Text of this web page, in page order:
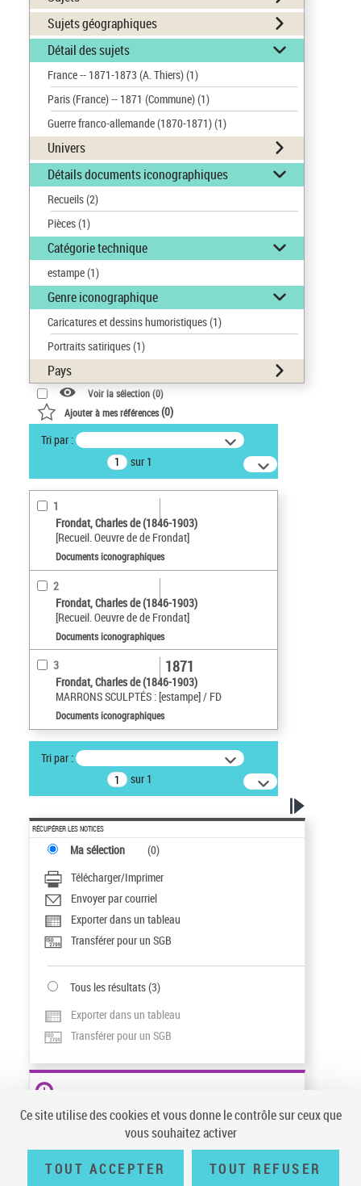
Sujets géographiques
Détail des sujets
France -- 1871-1873 (A. Thiers)(1)
Paris (France) -- 1871 (Commune)(1)
Guerre franco-allemande (1870-1871)(1)
Univers
Détails documents iconographiques
Recueils(2)
Pièces(1)
Catégorie technique
estampe(1)
Genre iconographique
Caricatures et dessins humoristiques(1)
Portraits satiriques(1)
Pays
Voir la sélection (0)
Ajouter à mes références(0)
Tri par :
sur 1
1
Frondat, Charles de (1846-1903)
[Recueil. Oeuvre de de Frondat]
Documents iconographiques
2
Frondat, Charles de (1846-1903)
[Recueil. Oeuvre de de Frondat]
Documents iconographiques
3
Frondat, Charles de (1846-1903)
MARRONS SCULPTÉS : [estampe] / FD
1871
Documents iconographiques
Tri par :
sur 1
RÉCUPÉRER LES NOTICES
Ma sélection (0)
Télécharger/Imprimer
Envoyer par courriel
Exporter dans un tableau
Transférer pour un SGB
Tous les résultats(3)
Exporter dans un tableau
Transférer pour un SGB
Archives et manuscrits
Ressources électroniques
Ce site utilise des cookies et vous donne le contrôle sur ceux que
vous souhaitez activer
TOUT ACCEPTER TOUT REFUSER